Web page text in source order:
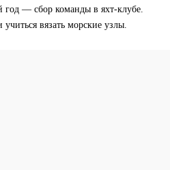
— сбор команды в яхт-клубе.
вязать морские узлы.